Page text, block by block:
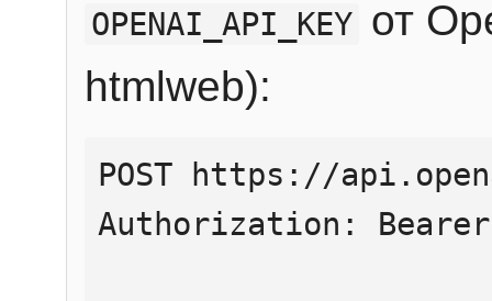
OPENAI_API_KEY от
htmlweb):
POST https://
Authorization: